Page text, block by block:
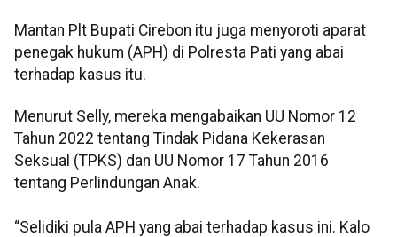
Mantan Plt Bupati Cirebon itu juga menyoroti aparat
penegak hukum (APH) di Polresta Pati yang abai
terhadap kasus itu.
Menurut Selly, mereka mengabaikan UU Nomor 12
Tahun 2022 tentang Tindak Pidana Kekerasan
Seksual (TPKS) dan UU Nomor 17 Tahun 2016
tentang Perlindungan Anak.
“Selidiki pula APH yang abai terhadap kasus ini. Kalo